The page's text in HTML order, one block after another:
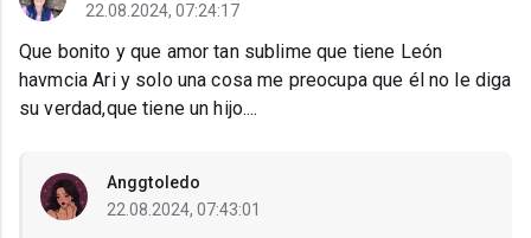
22.08.2024, 07:24:17
Que bonito y que amor tan sublime que tiene León
havmcia Ari y solo una cosa me preocupa que él no le diga
su verdad,que tiene un hijo....
Anggtoledo
22.08.2024, 07:43:01